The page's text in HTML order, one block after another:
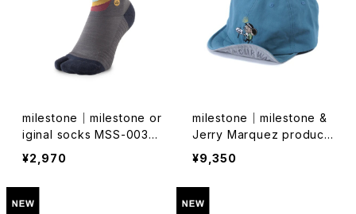
milestone｜milestone or
iginal socks MSS-003
（ミッドナイトネイビー）
¥2,970
milestone｜milestone &
Jerry Marquez producti
on】milestone Original C
ap MSC-026 "Let's Kee
p Pushing Our Limit
s!"（ブルーギル）
¥9,350